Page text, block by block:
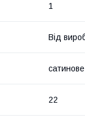
1
Від
сатинове
22